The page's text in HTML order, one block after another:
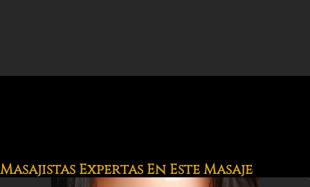
Masajistas Expertas En Este Masaje